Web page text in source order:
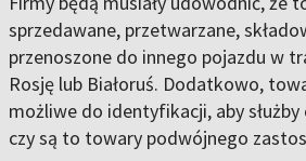
sprzedawane, przetwarzane,
przenoszone do innego pojazdu w
Rosję lub Białoruś. Dodatkowo,
możliwe do identyfikacji, aby służby
czy są to towary podwójnego